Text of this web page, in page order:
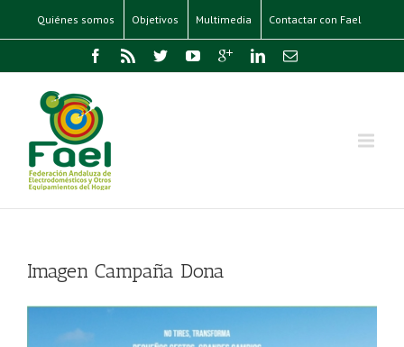
Quiénes somos Objetivos Multimedia Contactar con Fael
Imagen Campaña Dona